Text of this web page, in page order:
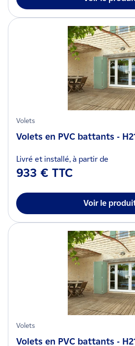
Volets
Volets en PVC battants -
Livré et installé, à partir de
933 € TTC
Voir le
Volets
Volets en PVC battants -